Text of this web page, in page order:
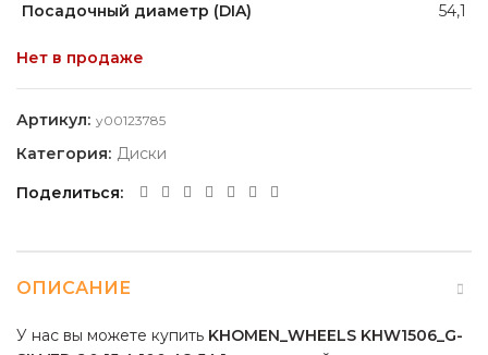
Посадочный диаметр (DIA)
54,1
Нет в продаже
Артикул: y00123785
Категория: Диски
Поделиться
ОПИСАНИЕ
У нас вы можете купить KHOMEN_WHEELS KHW1506_G-